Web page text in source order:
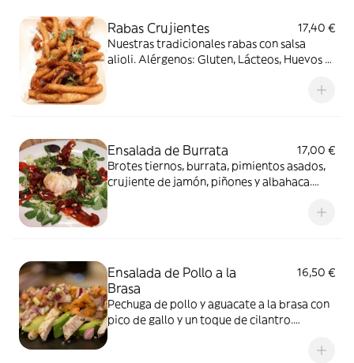
Rabas Crujientes
17,40 €
Nuestras tradicionales rabas con salsa
alioli. Alérgenos: Gluten, Lácteos, Huevos y
Ensalada de Burrata
17,00 €
Brotes tiernos, burrata, pimientos asados,
crujiente de jamón, piñones y albahaca.
Ensalada de Pollo a la
Brasa
16,50 €
Pechuga de pollo y aguacate a la brasa con
pico de gallo y un toque de cilantro.